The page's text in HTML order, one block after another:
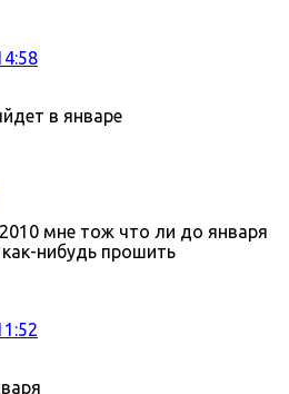
в январе
мне тож что ли до января
нибудь прошить